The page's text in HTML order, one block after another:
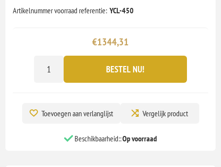
Artikelnummer voorraad referentie: YCL-450
€1344,31
BESTEL NU!
Toevoegen aan verlanglijst Vergelijk product
Beschikbaarheid::Op voorraad